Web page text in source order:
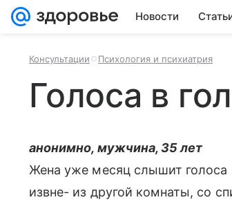
Новости
Консультации Психология и психиатрия
Голоса в
анонимно, мужчина, 35 лет
Жена уже месяц слышит голоса
извне- из другой комнаты, со